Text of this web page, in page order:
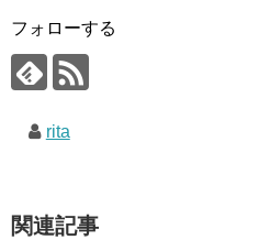
フォローする
rita
関連記事